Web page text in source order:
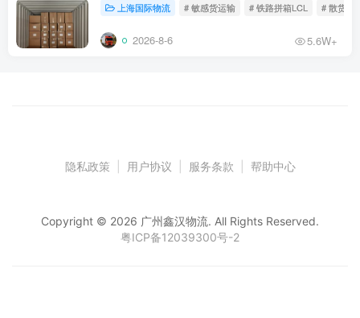
上海国际物流 # 敏感货运输 # 铁路拼箱LCL # 散货铁
2026-8-6 5.6W+
隐私政策 用户协议 服务条款 帮助中心
Copyright © 2026 广州鑫汉物流. All Rights Reserved.
粤ICP备12039300号-2